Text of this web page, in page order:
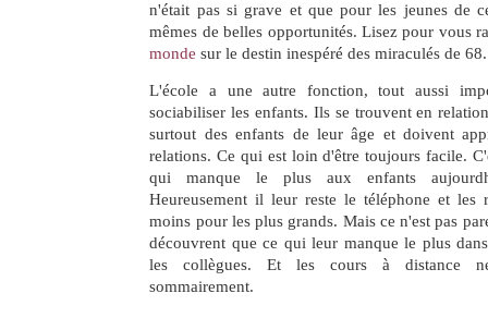
n'était pas si grave et que pour les jeunes de
mêmes de belles opportunités. Lisez pour vous
monde sur le destin inespéré des miraculés de 68.
L'école a une autre fonction, tout aussi
sociabiliser les enfants. Ils se trouvent en
surtout des enfants de leur âge et doivent
relations. Ce qui est loin d'être toujours facile.
qui manque le plus aux enfants
Heureusement il leur reste le téléphone et les
moins pour les plus grands. Mais ce n'est pas
découvrent que ce qui leur manque le plus
les collègues. Et les cours à distance
sommairement.